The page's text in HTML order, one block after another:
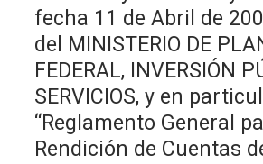
fecha 11 de Abril de
del MINISTERIO DE
FEDERAL, INVERSIÓN
SERVICIOS, y en
“Reglamento General
Rendición de Cuentas